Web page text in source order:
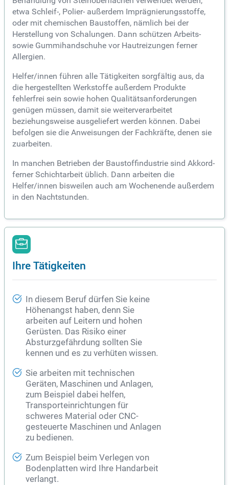
etwa Schleif-, Polier- außerdem Imprägnierungsstoffe,
oder mit chemischen Baustoffen, nämlich bei der
Herstellung von Schalungen. Dann schützen Arbeits-
sowie Gummihandschuhe vor Hautreizungen ferner
Allergien.
Helfer/innen führen alle Tätigkeiten sorgfältig aus, da
die hergestellten Werkstoffe außerdem Produkte
fehlerfrei sein sowie hohen Qualitätsanforderungen
genügen müssen, damit sie weiterverarbeitet
beziehungsweise ausgeliefert werden können. Dabei
befolgen sie die Anweisungen der Fachkräfte, denen sie
zuarbeiten.
In manchen Betrieben der Baustoffindustrie sind Akkord-
ferner Schichtarbeit üblich. Dann arbeiten die
Helfer/innen bisweilen auch am Wochenende außerdem
in den Nachtstunden.
Ihre Tätigkeiten
In diesem Beruf dürfen Sie keine
Höhenangst haben, denn Sie
arbeiten auf Leitern und hohen
Gerüsten. Das Risiko einer
Absturzgefährdung sollten Sie
kennen und es zu verhüten wissen.
Sie arbeiten mit technischen
Geräten, Maschinen und Anlagen,
zum Beispiel dabei helfen,
Transporteinrichtungen für
schweres Material oder CNC-
gesteuerte Maschinen und Anlagen
zu bedienen.
Zum Beispiel beim Verlegen von
Bodenplatten wird Ihre Handarbeit
verlangt.